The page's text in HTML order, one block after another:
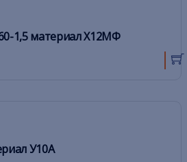
1,5 материал Х12МФ
У10А